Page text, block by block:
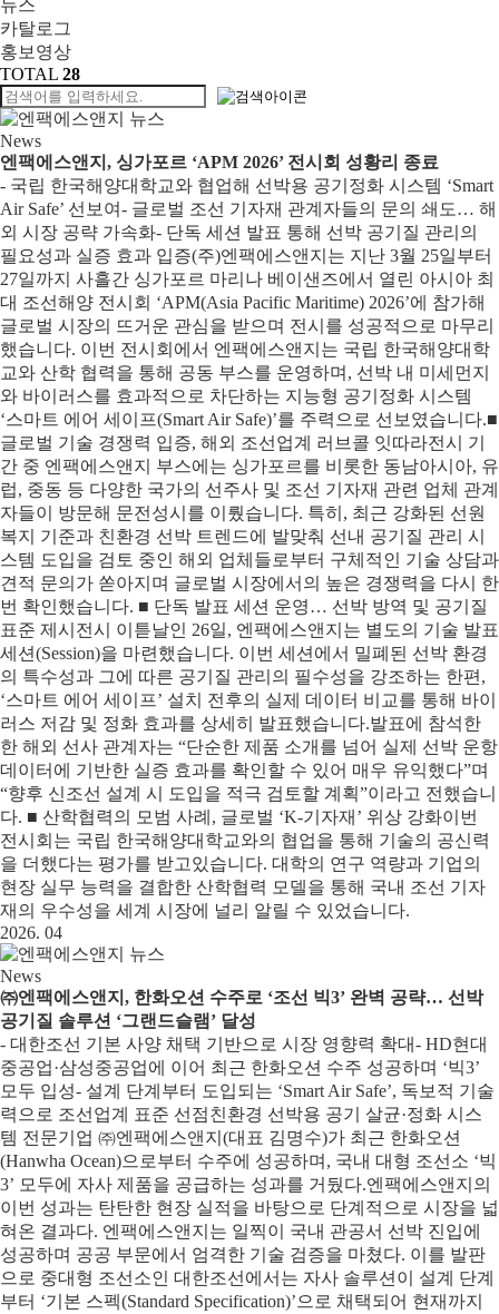
뉴스
카탈로그
홍보영상
TOTAL 28
News
엔팩에스앤지, 싱가포르 ‘APM 2026’ 전시회 성황리 종료
- 국립 한국해양대학교와 협업해 선박용 공기정화 시스템 ‘Smart
Air Safe’ 선보여- 글로벌 조선 기자재 관계자들의 문의 쇄도… 해
외 시장 공략 가속화- 단독 세션 발표 통해 선박 공기질 관리의
필요성과 실증 효과 입증(주)엔팩에스앤지는 지난 3월 25일부터
27일까지 사흘간 싱가포르 마리나 베이샌즈에서 열린 아시아 최
대 조선해양 전시회 ‘APM(Asia Pacific Maritime) 2026’에 참가해
글로벌 시장의 뜨거운 관심을 받으며 전시를 성공적으로 마무리
했습니다. 이번 전시회에서 엔팩에스앤지는 국립 한국해양대학
교와 산학 협력을 통해 공동 부스를 운영하며, 선박 내 미세먼지
와 바이러스를 효과적으로 차단하는 지능형 공기정화 시스템
‘스마트 에어 세이프(Smart Air Safe)’를 주력으로 선보였습니다.■
글로벌 기술 경쟁력 입증, 해외 조선업계 러브콜 잇따라전시 기
간 중 엔팩에스앤지 부스에는 싱가포르를 비롯한 동남아시아, 유
럽, 중동 등 다양한 국가의 선주사 및 조선 기자재 관련 업체 관계
자들이 방문해 문전성시를 이뤘습니다. 특히, 최근 강화된 선원
복지 기준과 친환경 선박 트렌드에 발맞춰 선내 공기질 관리 시
스템 도입을 검토 중인 해외 업체들로부터 구체적인 기술 상담과
견적 문의가 쏟아지며 글로벌 시장에서의 높은 경쟁력을 다시 한
번 확인했습니다. ■ 단독 발표 세션 운영… 선박 방역 및 공기질
표준 제시전시 이튿날인 26일, 엔팩에스앤지는 별도의 기술 발표
세션(Session)을 마련했습니다. 이번 세션에서 밀폐된 선박 환경
의 특수성과 그에 따른 공기질 관리의 필수성을 강조하는 한편,
‘스마트 에어 세이프’ 설치 전후의 실제 데이터 비교를 통해 바이
러스 저감 및 정화 효과를 상세히 발표했습니다.발표에 참석한
한 해외 선사 관계자는 “단순한 제품 소개를 넘어 실제 선박 운항
데이터에 기반한 실증 효과를 확인할 수 있어 매우 유익했다”며
“향후 신조선 설계 시 도입을 적극 검토할 계획”이라고 전했습니
다. ■ 산학협력의 모범 사례, 글로벌 ‘K-기자재’ 위상 강화이번
전시회는 국립 한국해양대학교와의 협업을 통해 기술의 공신력
을 더했다는 평가를 받고있습니다. 대학의 연구 역량과 기업의
현장 실무 능력을 결합한 산학협력 모델을 통해 국내 조선 기자
재의 우수성을 세계 시장에 널리 알릴 수 있었습니다.
2026. 04
News
㈜엔팩에스앤지, 한화오션 수주로 ‘조선 빅3’ 완벽 공략… 선박
공기질 솔루션 ‘그랜드슬램’ 달성
- 대한조선 기본 사양 채택 기반으로 시장 영향력 확대- HD현대
중공업·삼성중공업에 이어 최근 한화오션 수주 성공하며 ‘빅3’
모두 입성- 설계 단계부터 도입되는 ‘Smart Air Safe’, 독보적 기술
력으로 조선업계 표준 선점친환경 선박용 공기 살균·정화 시스
템 전문기업 ㈜엔팩에스앤지(대표 김명수)가 최근 한화오션
(Hanwha Ocean)으로부터 수주에 성공하며, 국내 대형 조선소 ‘빅
3’ 모두에 자사 제품을 공급하는 성과를 거뒀다. 엔팩에스앤지의
이번 성과는 탄탄한 현장 실적을 바탕으로 단계적으로 시장을 넓
혀온 결과다. 엔팩에스앤지는 일찍이 국내 관공서 선박 진입에
성공하며 공공 부문에서 엄격한 기술 검증을 마쳤다. 이를 발판
으로 중대형 조선소인 대한조선에서는 자사 솔루션이 설계 단계
부터 ‘기본 스펙(Standard Specification)’으로 채택되어 현재까지